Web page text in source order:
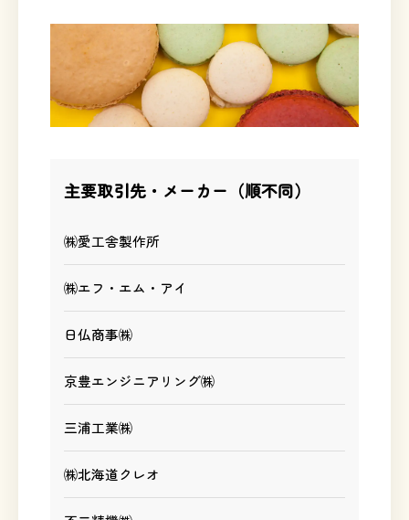
主要取引先・メーカー（順不同）
㈱愛工舎製作所
㈱エフ・エム・アイ
日仏商事㈱
京豊エンジニアリング㈱
三浦工業㈱
㈱北海道クレオ